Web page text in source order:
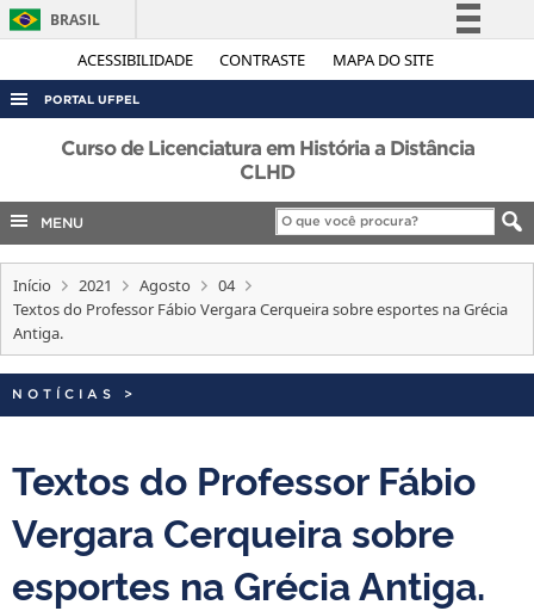
ACESSIBILIDADE CONTRASTE MAPA DO SITE
BRASIL
Simplifique!
Legislação
Canais
PORTAL UFPEL
ACESSO À INFORMAÇÃO
COBALTO
CONCURSOS
EDITAIS
INTERNACIONAL
Curso de Licenciatura em História a Distância
CLHD
MENU
Início 2021 Agosto
04
Textos do Professor Fábio Vergara Cerqueira sobre esportes na Grécia
Antiga.
NOTÍCIAS >
Textos do Professor Fábio
Vergara Cerqueira sobre
esportes na Grécia Antiga.